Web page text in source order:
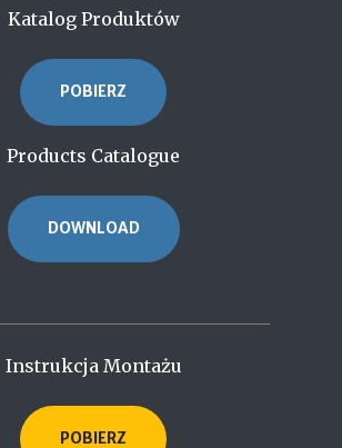
Katalog Produktów
POBIERZ
Products Catalogue
DOWNLOAD
Instrukcja Montażu
POBIERZ